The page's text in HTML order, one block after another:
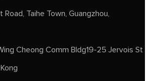
Taihe Town, Guangzhou,
Cheong Comm Bldg19-25 Jervois St